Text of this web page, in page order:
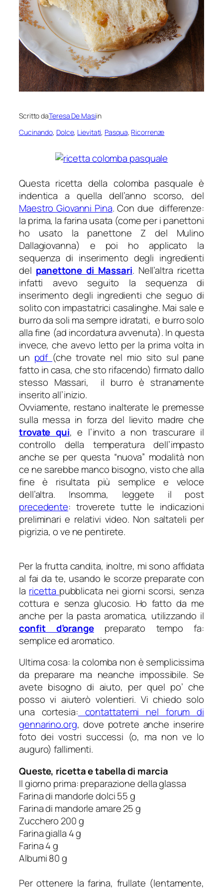
Scritto daTeresa De Masiin
Cucinando, Dolce, Lievitati, Pasqua, Ricorrenze
Questa ricetta della colomba pasquale è
indentica a quella dell’anno scorso, del
Maestro Giovanni Pina. Con due differenze:
la prima, la farina usata (come per i panettoni
ho usato la panettone Z del Mulino
Dallagiovanna) e poi ho applicato la
sequenza di inserimento degli ingredienti
del panettone di Massari. Nell’altra ricetta
infatti avevo seguito la sequenza di
inserimento degli ingredienti che seguo di
solito con impastatrici casalinghe. Mai sale e
burro da soli ma sempre idratati, e burro solo
alla fine (ad incordatura avvenuta). In questa
invece, che avevo letto per la prima volta in
un pdf (che trovate nel mio sito sul pane
fatto in casa, che sto rifacendo) firmato dallo
stesso Massari, il burro è stranamente
inserito all’inizio.
Ovviamente, restano inalterate le premesse
sulla messa in forza del lievito madre che
trovate qui, e l’invito a non trascurare il
controllo della temperatura dell’impasto
anche se per questa “nuova” modalità non
ce ne sarebbe manco bisogno, visto che alla
fine è risultata più semplice e veloce
dell’altra. Insomma, leggete il post
precedente: troverete tutte le indicazioni
preliminari e relativi video. Non saltateli per
pigrizia, o ve ne pentirete.
Per la frutta candita, inoltre, mi sono affidata
al fai da te, usando le scorze preparate con
la ricetta pubblicata nei giorni scorsi, senza
cottura e senza glucosio. Ho fatto da me
anche per la pasta aromatica, utilizzando il
confit d’orangepreparato tempo fa:
semplice ed aromatico.
Ultima cosa: la colomba non è semplicissima
da preparare ma neanche impossibile. Se
avete bisogno di aiuto, per quel po’ che
posso vi aiuterò volentieri. Vi chiedo solo
una cortesia: contattatemi nel forum di
gennarino.org, dove potrete anche inserire
foto dei vostri successi (o, ma non ve lo
auguro) fallimenti.
Queste, ricetta e tabella di marcia
Il giorno prima: preparazione della glassa
Farina di mandorle dolci 55 g
Farina di mandorle amare 25 g
Zucchero 200 g
Farina gialla 4 g
Farina 4 g
Albumi 80 g
Per ottenere la farina, frullate (lentamente,